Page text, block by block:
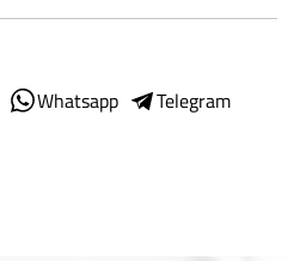
Whatsapp
Telegram